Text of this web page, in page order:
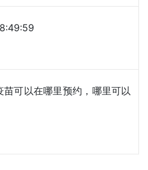
苗可以在哪里预约，哪里可以